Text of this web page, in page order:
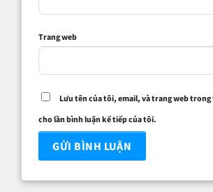
Trang web
Lưu tên của tôi, email, và trang web
cho lần bình luận kế tiếp của tôi.